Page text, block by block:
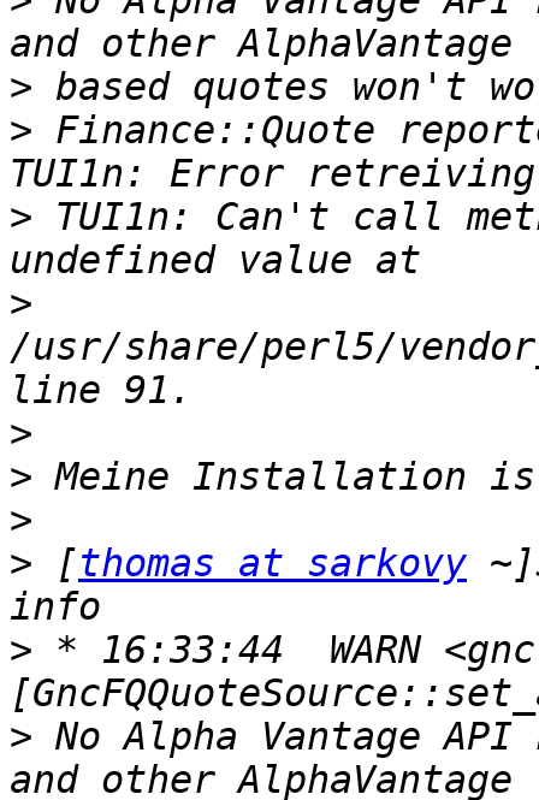
>
> Finance::Quote
> TUI1n: Can't call
>
/usr/share/perl5/
>
>
>
> [thomas at sarkovy
> * 16:33:44  WARN
> No Alpha Vantage